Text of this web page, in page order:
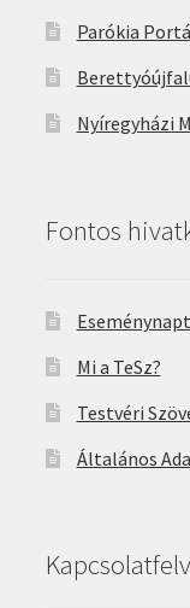
Parókia
Nyíregyházi
Fontos
Mi a TeSz?
Testvéri
Általános